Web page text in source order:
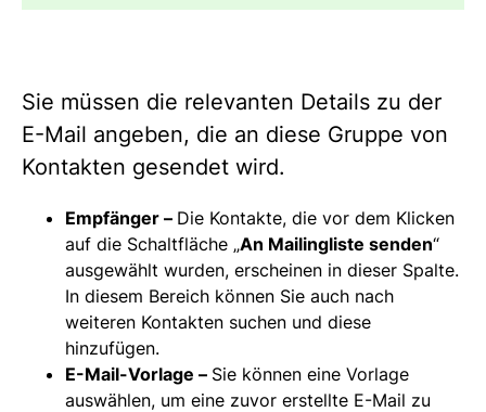
Sie müssen die relevanten Details zu der
E-Mail angeben, die an diese Gruppe von
Kontakten gesendet wird.
Empfänger – Die Kontakte, die vor dem Klicken
auf die Schaltfläche „An Mailingliste senden“
ausgewählt wurden, erscheinen in dieser Spalte.
In diesem Bereich können Sie auch nach
weiteren Kontakten suchen und diese
hinzufügen.
E-Mail-Vorlage – Sie können eine Vorlage
auswählen, um eine zuvor erstellte E-Mail zu